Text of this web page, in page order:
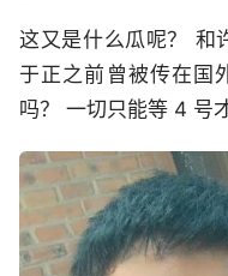
这又是什么瓜呢？ 和
于正之前曾被传在国
吗？ 一切只能等 4 号